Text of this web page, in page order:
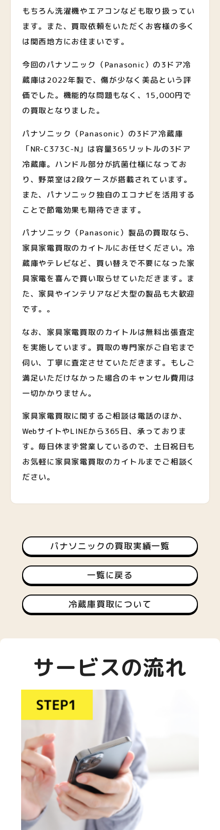
もちろん洗濯機やエアコンなども取り扱ってい
ます。また、買取依頼をいただくお客様の多く
は関西地方にお住まいです。
今回のパナソニック（Panasonic）の3ドア冷
蔵庫は2022年製で、傷が少なく美品という評
価でした。機能的な問題もなく、15,000円で
の買取となりました。
パナソニック（Panasonic）の3ドア冷蔵庫
「NR-C373C-N」は容量365リットルの3ドア
冷蔵庫。ハンドル部分が抗菌仕様になってお
り、野菜室は2段ケースが搭載されています。
また、パナソニック独自のエコナビを活用する
ことで節電効果も期待できます。
パナソニック（Panasonic）製品の買取なら、
家具家電買取のカイトルにお任せください。冷
蔵庫やテレビなど、買い替えで不要になった家
具家電を喜んで買い取らせていただきます。ま
た、家具やインテリアなど大型の製品も大歓迎
です。。
なお、家具家電買取のカイトルは無料出張査定
を実施しています。買取の専門家がご自宅まで
伺い、丁寧に査定させていただきます。もしご
満足いただけなかった場合のキャンセル費用は
一切かかりません。
家具家電買取に関するご相談は電話のほか、
WebサイトやLINEから365日、承っておりま
す。毎日休まず営業しているので、土日祝日も
お気軽に家具家電買取のカイトルまでご相談く
ださい。
パナソニックの買取実績一覧
一覧に戻る
冷蔵庫買取について
サービスの流れ